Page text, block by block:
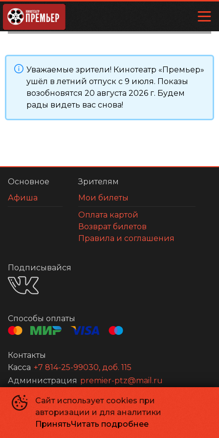
Уважаемые зрители! Кинотеатр «Премьер»
ушёл в летний отпуск с 9 июля. Показы
возобновятся 20 августа 2026 г. Будем
рады видеть вас снова!
Сайт использует cookies при
авторизации и для аналитики
ПринятьЧитать подробнее
Основное
Афиша
Зрителям
Мои билеты
Оплата картой
Возврат билетов
Правила и соглашения
Подписывайся
Способы оплаты
Контакты
Касса +7 814-25-99030, доб. 115
Администрация premier-ptz@mail.ru
© 2026
Powered byp24.app